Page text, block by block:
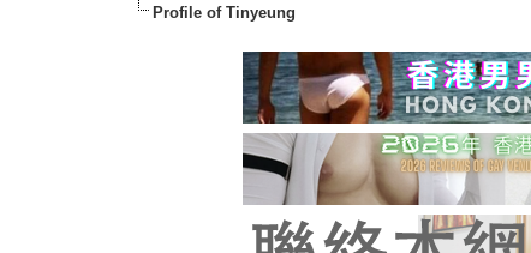
Profile of Tinyeung